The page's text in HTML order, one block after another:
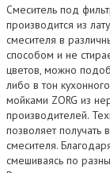
в
бронзе)
Смеситель под
производится из
смесителя в
способом и не
цветов, можно
либо в тон
мойками ZORG из
производителей.
позволяет
смесителя.
смешиваясь по